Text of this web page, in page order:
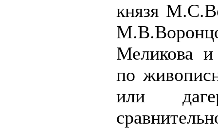
князя
Меликова
по
или